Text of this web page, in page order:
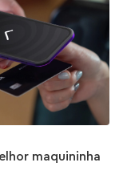
maquininha